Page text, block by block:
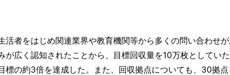
活者をはじめ関連業界や教育機関等から多くの問い合わせ
が広く認知されたことから、目標回収量を10万枚としていた
標の約3倍を達成した。また、回収拠点についても、30拠